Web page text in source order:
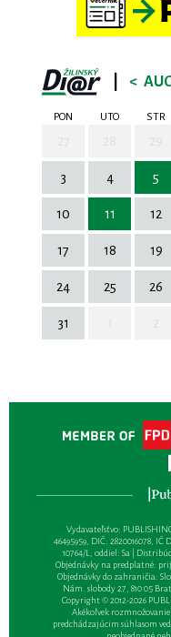
<
PON UTO STR
3 4 5
10 11 12
17 18 19
24 25 26
31
Vydavateľsťvo:
46495959, DIČ: 2820016078, IČ
10764/L, oddiel: Sa |
Objednávky na predplatné:
Objednávky do zahraničia:
Nám. slobody 27, 810 05
Copyright © 2012-2026
Akékoľvek
predchádzajúcim súhlasom